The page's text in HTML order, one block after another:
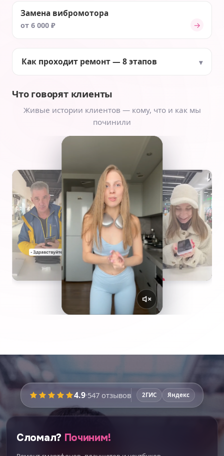
Замена вибромотора
от 6 000 ₽ →
Как проходит ремонт — 8 этапов
Что говорят клиенты
Живые истории клиентов — кому, что и как мы
починили
4.9·547 отзывов 2ГИС Яндекс
Сломал? Починим!